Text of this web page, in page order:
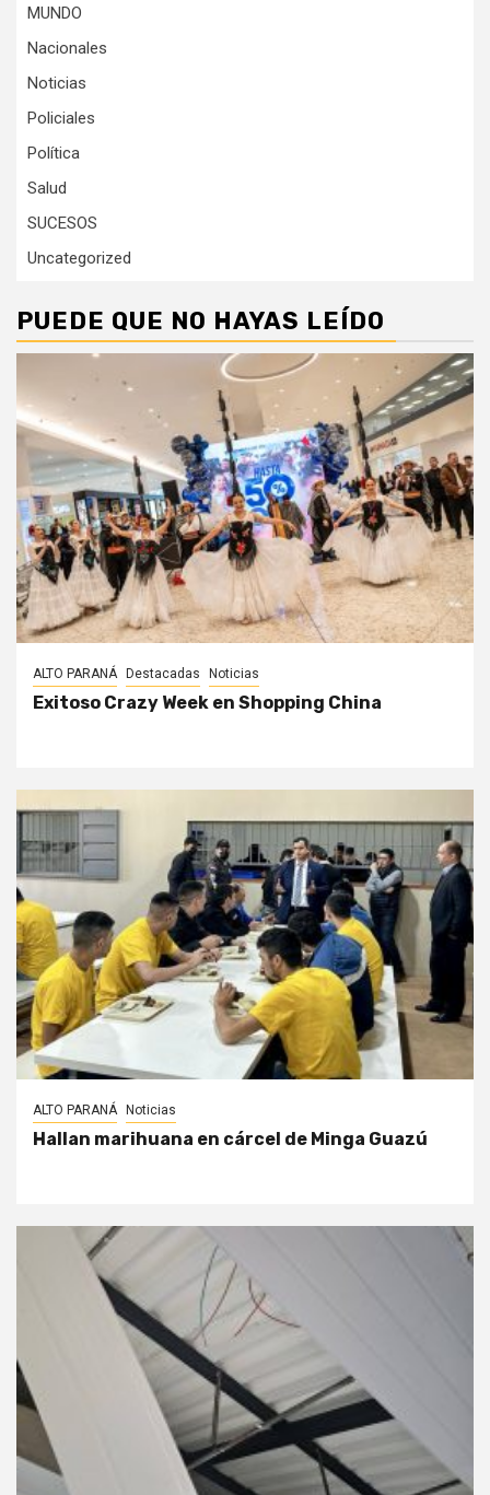
MUNDO
Nacionales
Noticias
Policiales
Política
Salud
SUCESOS
Uncategorized
PUEDE QUE NO HAYAS LEÍDO
ALTO PARANÁ Destacadas Noticias
Exitoso Crazy Week en Shopping China
ALTO PARANÁ Noticias
Hallan marihuana en cárcel de Minga Guazú